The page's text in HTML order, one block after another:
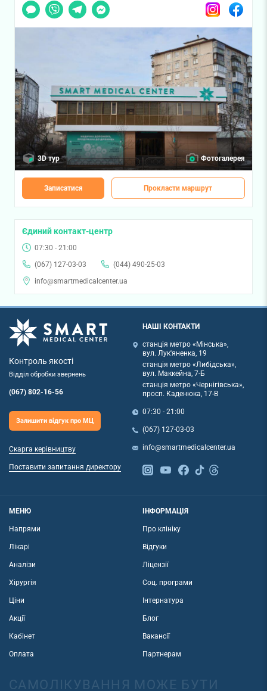
Чат
Viber TelegramMessenger InstagramFacebook
3D тур Фотогалерея
Записатися Прокласти маршрут
Єдиний контакт-центр
07:30 - 21:00
(067) 127-03-03
(044) 490-25-03
info@smartmedicalcenter.ua
Контроль якості
Відділ обробки звернень
(067) 802-16-56
Залишити відгук про МЦ
Скарга керівництву
Поставити запитання директору
НАШІ КОНТАКТИ
станція метро «Мінська»,
вул. Лук'яненка, 19
станція метро «Либідська»,
вул. Маккейна, 7-Б
станція метро «Чернігівська»,
просп. Каденюка, 17-В
07:30 - 21:00
(067) 127-03-03
info@smartmedicalcenter.ua
МЕНЮ
Напрями
Лікарі
Аналізи
Хірургія
Ціни
Акції
Кабінет
Оплата
ІНФОРМАЦІЯ
Про клініку
Відгуки
Ліцензії
Соц. програми
Інтернатура
Блог
Вакансії
Партнерам
САМОЛІКУВАННЯ МОЖЕ БУТИ